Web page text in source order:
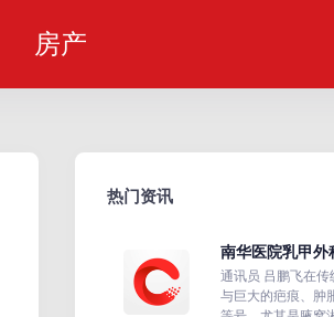
房产
热门资讯
南华医院乳甲外
通讯员 吕鹏飞在
与巨大的疤痕、肿